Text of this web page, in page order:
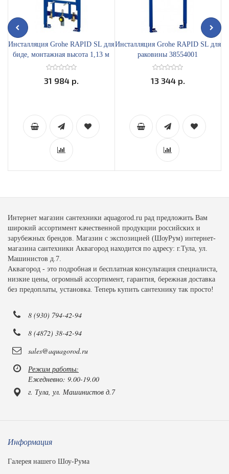
Инсталляция Grohe RAPID SL для
биде, монтажная высота 1,13 м
38553001
31 984 р.
Инсталляция Grohe RAPID SL для
раковины 38554001
13 344 р.
Интернет магазин сантехники aquagorod.ru рад предложить Вам
широкий ассортимент качественной продукции российских и
зарубежных брендов. Магазин с экспозицией (ШоуРум) интернет-
магазина сантехники Аквагород находится по адресу: г.Тула, ул.
Машинистов д.7.
Аквагород - это подробная и бесплатная консультация специалиста,
низкие цены, огромный ассортимент, гарантия, бережная доставка
без предоплаты, установка. Теперь купить сантехнику так просто!
8 (930) 794-42-94
8 (4872) 38-42-94
sales@aquagorod.ru
Режим работы:
Ежедневно: 9.00-19.00
г. Тула, ул. Машинистов д.7
Информация
Галерея нашего Шоу-Рума